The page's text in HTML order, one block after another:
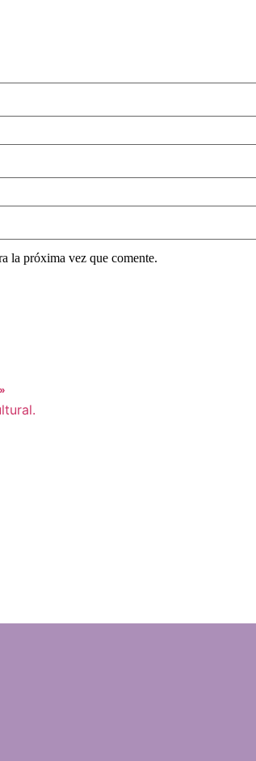
la próxima vez que comente.